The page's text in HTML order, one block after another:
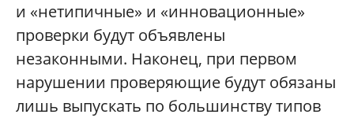
и «нетипичные» и «инновационные»
проверки будут объявлены
незаконными. Наконец, при первом
нарушении проверяющие будут обязаны
лишь выпускать по большинству типов